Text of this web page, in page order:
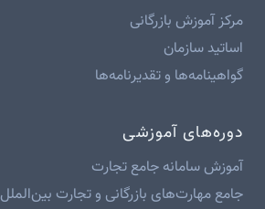
مرکز آموزش بازرگانی
اساتید سازمان
گواهینامه‌ها و تقدیرنامه‌ها
دوره‌های آموزشی
آموزش سامانه جامع تجارت
جامع مهارت‌های بازرگانی و تجارت بین‌الملل